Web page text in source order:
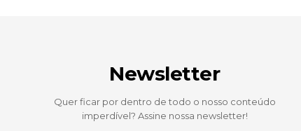
Newsletter
Quer ficar por dentro de todo o nosso conteúdo
imperdível? Assine nossa newsletter!